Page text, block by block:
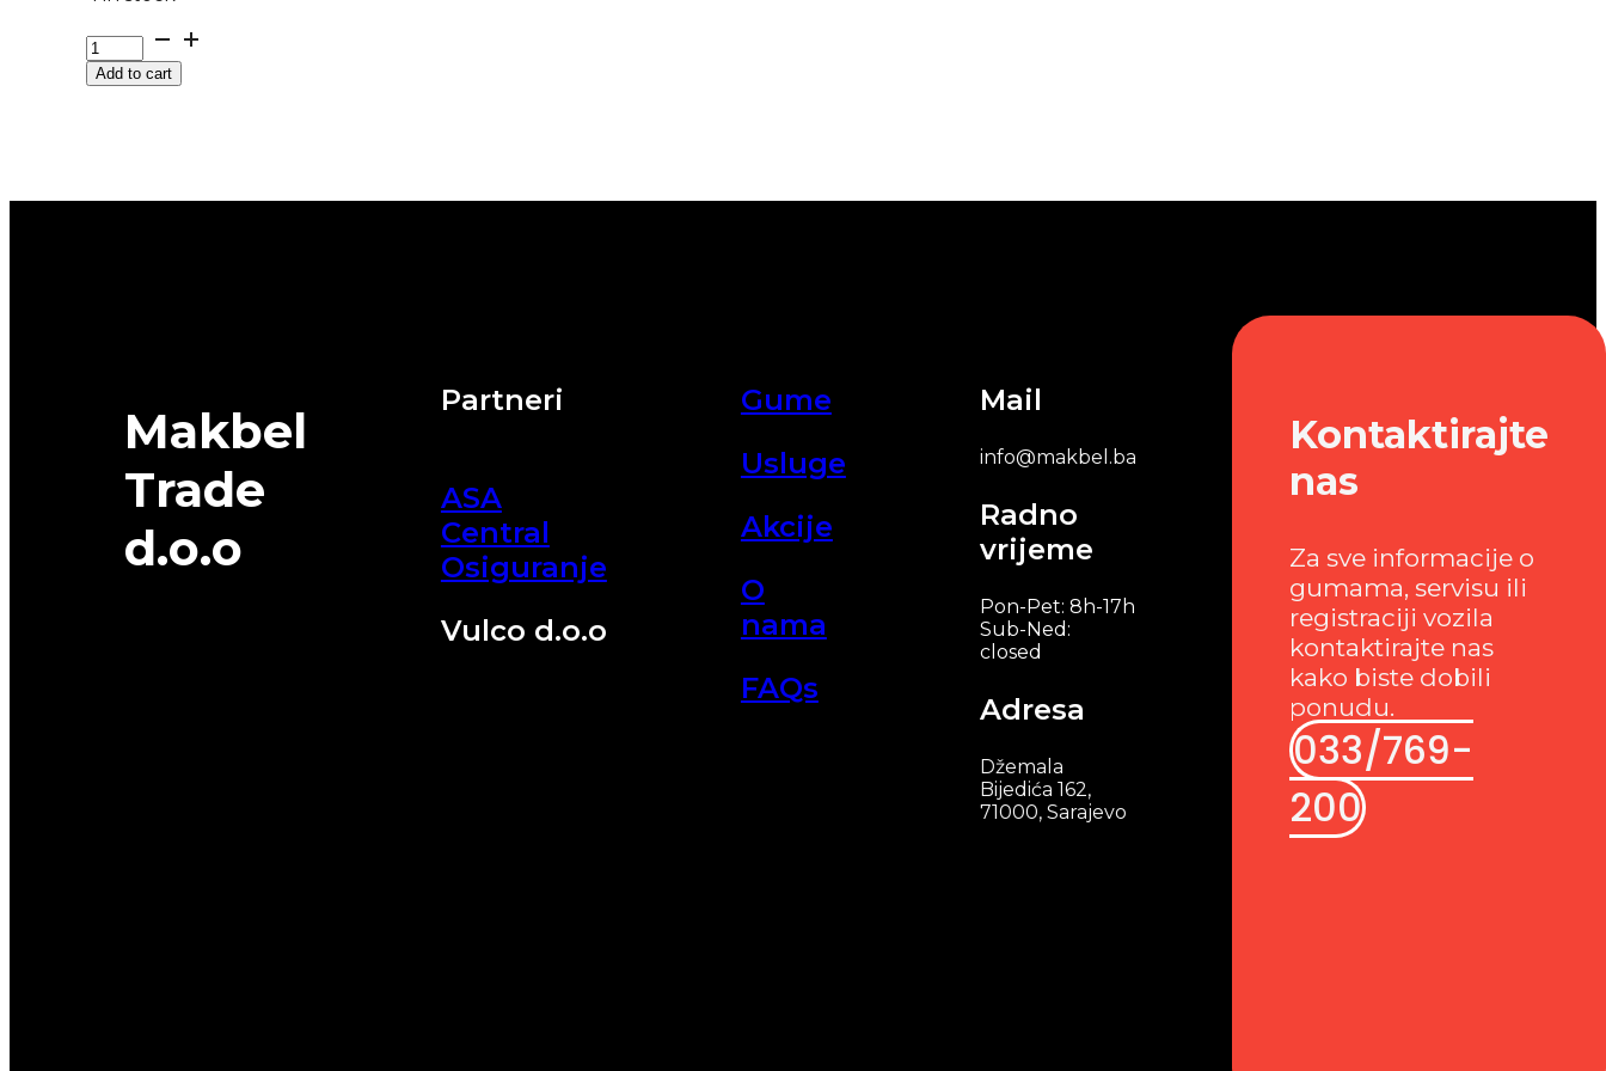
225/50R18
RAINSPORT-
5Add to cart
Makbel
Trade
d.o.o
Partneri
ASA
Central
Osiguranje
Vulco d.o.o
Gume
Usluge
Akcije
O
nama
FAQs
Mail
info@makbel.ba
Radno
vrijeme
Pon-Pet: 8h-17h
Sub-Ned:
closed
Adresa
Džemala
Bijedića 162,
71000, Sarajevo
Kontaktirajte
nas
Za sve informacije o
gumama, servisu ili
registraciji vozila
kontaktirajte nas
kako biste dobili
ponudu.
033/769-
200